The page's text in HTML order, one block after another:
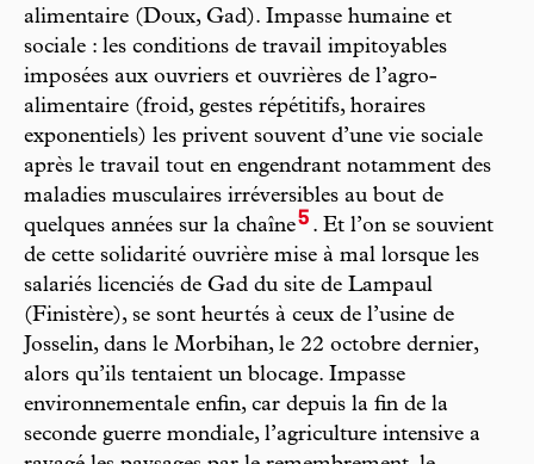
alimentaire (Doux, Gad). Impasse humaine et
sociale : les conditions de travail impitoyables
imposées aux ouvriers et ouvrières de l’agro-
alimentaire (froid, gestes répétitifs, horaires
exponentiels) les privent souvent d’une vie sociale
après le travail tout en engendrant notamment des
maladies musculaires irréversibles au bout de
quelques années sur la chaîne5 . Et l’on se souvient
de cette solidarité ouvrière mise à mal lorsque les
salariés licenciés de Gad du site de Lampaul
(Finistère), se sont heurtés à ceux de l’usine de
Josselin, dans le Morbihan, le 22 octobre dernier,
alors qu’ils tentaient un blocage. Impasse
environnementale enfin, car depuis la fin de la
seconde guerre mondiale, l’agriculture intensive a